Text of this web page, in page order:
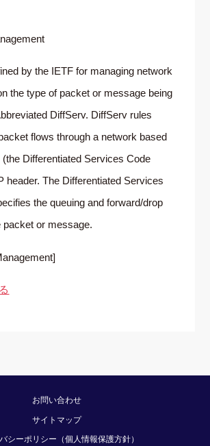
by the IETF for managing network
the type of packet or message being
DiffServ. DiffServ rules
flows through a network based
(the Differentiated Services Code
header. The Differentiated Services
the queuing and forward/drop
packet or message.
お問い合わせ
サイトマップ
シーポリシー（個人情報保護方針）